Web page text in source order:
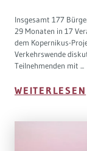
Insgesamt 177
29 Monaten in 17
dem Kopernikus-
Verkehrswende
Teilnehmenden mit ...
WEITERLESEN